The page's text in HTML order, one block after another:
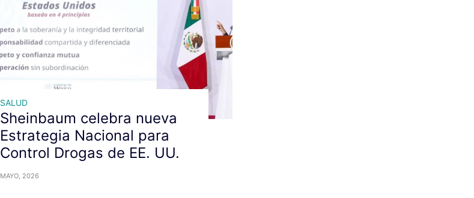
SALUD
Sheinbaum celebra nueva
Estrategia Nacional para
Control Drogas de EE. UU.
MAYO, 2026